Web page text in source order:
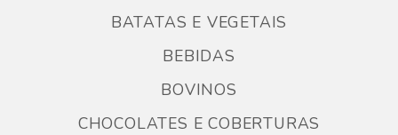
BATATAS E VEGETAIS
BEBIDAS
BOVINOS
CHOCOLATES E COBERTURAS